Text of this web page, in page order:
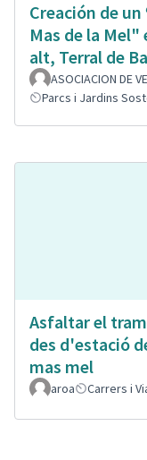
Creación de un
Mas de la Mel"
alt, Terral de
ASOCIACION DE
Parcs i Jardins
Asfaltar el
des d'estació
mas mel
aroa Carrers i